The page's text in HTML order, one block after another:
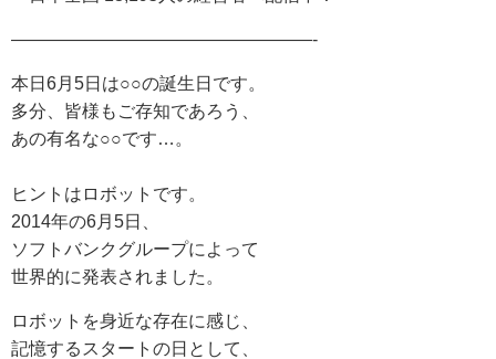
—————————————————-
本日6月5日は○○の誕生日です。
多分、皆様もご存知であろう、
あの有名な○○です…。
ヒントはロボットです。
2014年の6月5日、
ソフトバンクグループによって
世界的に発表されました。
ロボットを身近な存在に感じ、
記憶するスタートの日として、